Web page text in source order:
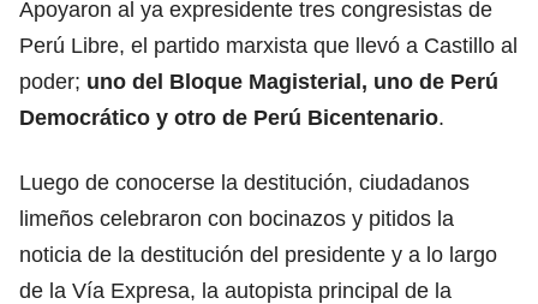
Apoyaron al ya expresidente tres congresistas de
Perú Libre, el partido marxista que llevó a Castillo al
poder; uno del Bloque Magisterial, uno de Perú
Democrático y otro de Perú Bicentenario.
Luego de conocerse la destitución, ciudadanos
limeños celebraron con bocinazos y pitidos la
noticia de la destitución del presidente y a lo largo
de la Vía Expresa, la autopista principal de la